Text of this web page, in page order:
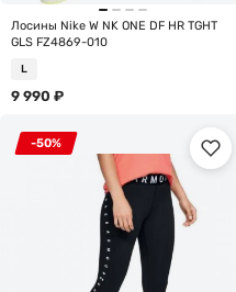
Лосины Nike W NK ONE DF HR TGHT
GLS FZ4869-010
L
9 990 ₽
-50%